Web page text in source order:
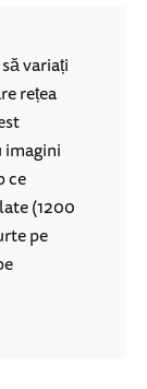
variați
rețea
imagini
ce
(1200
pe